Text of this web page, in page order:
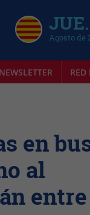
Agosto de
NEWSLETTER
en
al
entre